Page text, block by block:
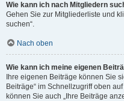
Wie kann ich nach Mitgliedern
Gehen Sie zur Mitgliederliste und
suchen“.
Nach oben
Wie kann ich meine eigenen
Ihre eigenen Beiträge können Sie
Beiträge“ im Schnellzugriff oben
können Sie auch „Ihre Beiträge